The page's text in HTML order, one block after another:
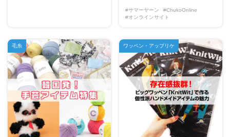
#サマーヤーン
#ChukoOnline
#オンラインサイト
毛糸 ワッペン・アップリケ